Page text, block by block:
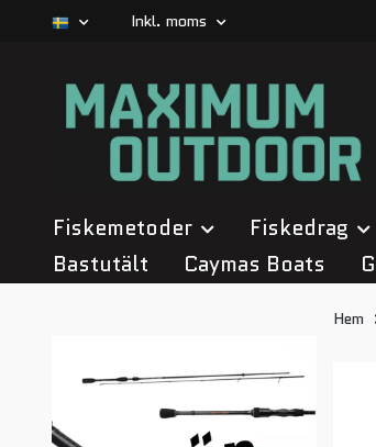
Inkl. moms
Fiskemetoder Fiskedrag
Bastutält
Caymas Boats
Hem